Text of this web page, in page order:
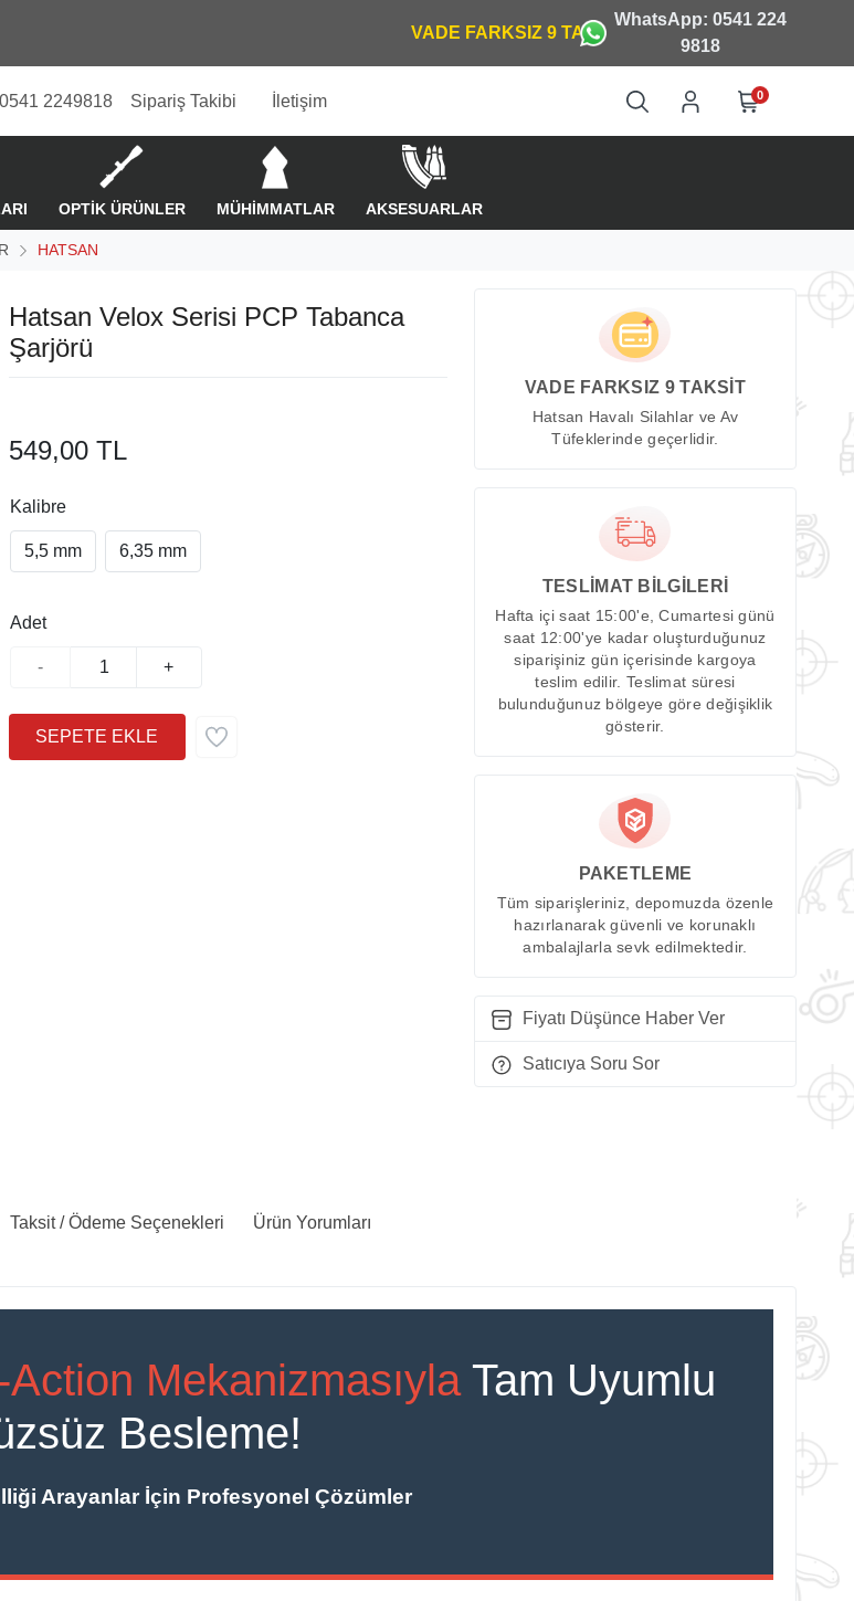
WhatsApp: 0541 224
9818
2249818 Sipariş Takibi İletişim 0
OPTİK ÜRÜNLER MÜHİMMATLAR AKSESUARLAR
HATSAN
Hatsan Velox Serisi PCP Tabanca
Şarjörü
549,00 TL
Kalibre
5,5 mm 6,35 mm
Adet
- +
VADE FARKSIZ 9 TAKSİT
Hatsan Havalı Silahlar ve Av
Tüfeklerinde geçerlidir.
TESLİMAT BİLGİLERİ
Hafta içi saat 15:00'e, Cumartesi günü
saat 12:00'ye kadar oluşturduğunuz
siparişiniz gün içerisinde kargoya
teslim edilir. Teslimat süresi
bulunduğunuz bölgeye göre değişiklik
gösterir.
PAKETLEME
Tüm siparişleriniz, depomuzda özenle
hazırlanarak güvenli ve korunaklı
ambalajlarla sevk edilmektedir.
Fiyatı Düşünce Haber Ver
Satıcıya Soru Sor
Taksit / Ödeme Seçenekleri Ürün Yorumları
Action Mekanizmasıyla Tam Uyumlu
Besleme!
Arayanlar İçin Profesyonel Çözümler